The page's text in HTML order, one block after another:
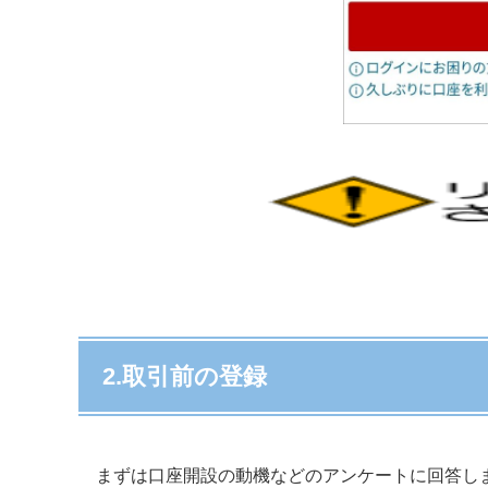
2.取引前の登録
まずは口座開設の動機などのアンケートに回答し